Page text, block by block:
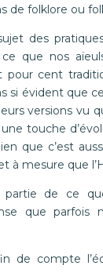
de folklore ou
des
que nos
cent
si évident que
versions vu
touche
que c’est
à mesure que
partie de ce
que parfois
de compte